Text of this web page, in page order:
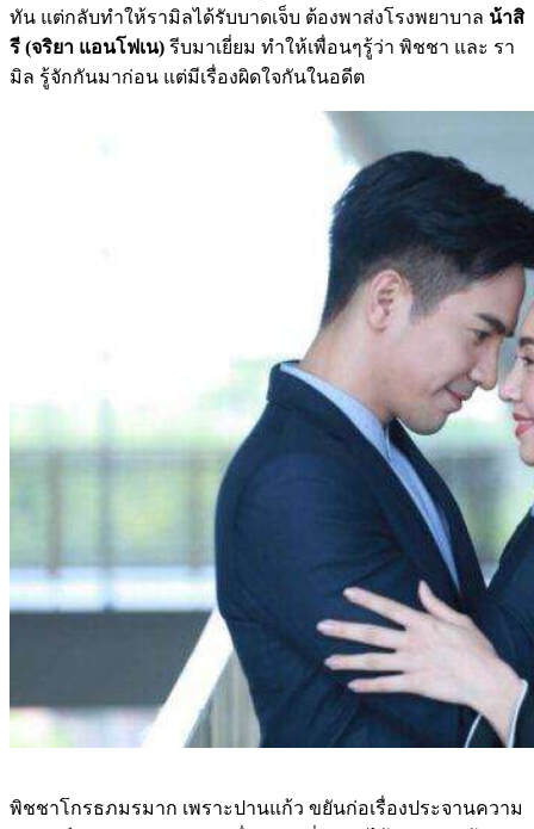
ทัน แต่กลับทำให้รามิลได้รับบาดเจ็บ ต้องพาส่งโรงพยาบาล น้าสิ
รี (จริยา แอนโฟเน) รีบมาเยี่ยม ทำให้เพื่อนๆรู้ว่า พิชชา และ รา
มิล รู้จักกันมาก่อน แต่มีเรื่องผิดใจกันในอดีต
พิชชาโกรธภมรมาก เพราะปานแก้ว ขยันก่อเรื่องประจานความ